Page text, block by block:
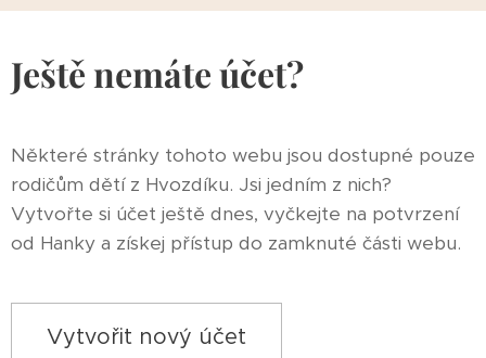
Ještě nemáte účet?
Některé stránky tohoto webu jsou dostupné pouze
rodičům dětí z Hvozdíku. Jsi jedním z nich?
Vytvořte si účet ještě dnes, vyčkejte na potvrzení
od Hanky a získej přístup do zamknuté části webu.
Vytvořit nový účet